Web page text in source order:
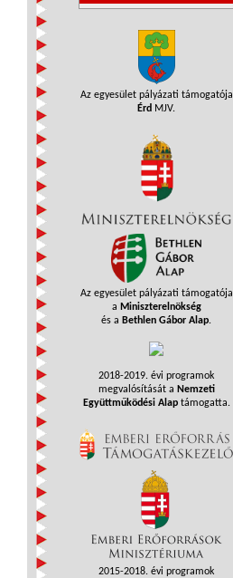
Az egyesület pályázati támogatója
Érd MJV.
Az egyesület pályázati támogatója
a Miniszterelnökség
és a Bethlen Gábor Alap.
2018-2019. évi programok
megvalósítását a Nemzeti
Együttműködési Alaptámogatta.
2015-2018. évi programok